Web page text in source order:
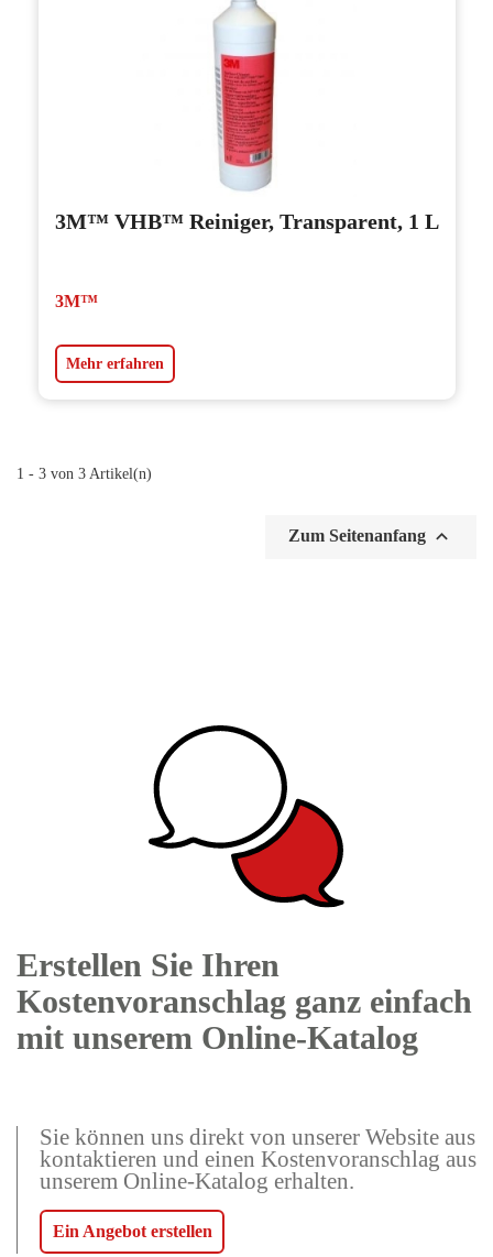
3M™ VHB™ Reiniger, Transparent, 1 L
3M™
Mehr erfahren
1 - 3 von 3 Artikel(n)
Zum Seitenanfang 
Erstellen Sie Ihren
Kostenvoranschlag ganz einfach
mit unserem Online-Katalog
Sie können uns direkt von unserer Website aus
kontaktieren und einen Kostenvoranschlag aus
unserem Online-Katalog erhalten.
Ein Angebot erstellen